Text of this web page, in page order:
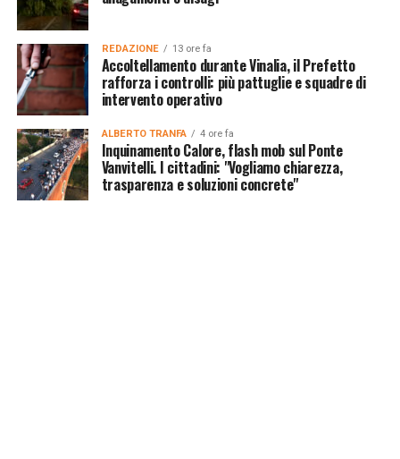
REDAZIONE 13 ore fa
Accoltellamento durante Vinalia, il Prefetto
rafforza i controlli: più pattuglie e squadre di
intervento operativo
ALBERTO TRANFA 4 ore fa
Inquinamento Calore, flash mob sul Ponte
Vanvitelli. I cittadini: "Vogliamo chiarezza,
trasparenza e soluzioni concrete"